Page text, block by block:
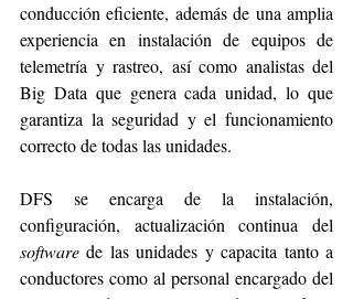
conducción eficiente, además de una amplia
experiencia en instalación de equipos de
telemetría y rastreo, así como analistas del
Big Data que genera cada unidad, lo que
garantiza la seguridad y el funcionamiento
correcto de todas las unidades.
DFS se encarga de la instalación,
software de las unidades y capacita tanto a
conductores como al personal encargado del